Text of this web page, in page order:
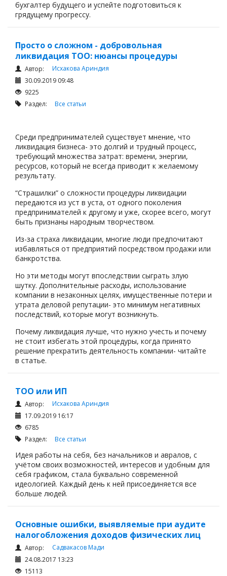
бухгалтер будущего и успейте подготовиться к
грядущему прогрессу.
Просто о сложном - добровольная
ликвидация ТОО: нюансы процедуры
Автор:
Исхакова Ариндия
30.09.2019 09:48
9225
Раздел: Все статьи
Среди предпринимателей существует мнение, что
ликвидация бизнеса- это долгий и трудный процесс,
требующий множества затрат: времени, энергии,
ресурсов, который не всегда приводит к желаемому
результату.
“Страшилки” о сложности процедуры ликвидации
передаются из уст в уста, от одного поколения
предпринимателей к другому и уже, скорее всего, могут
быть признаны народным творчеством.
Из-за страха ликвидации, многие люди предпочитают
избавляться от предприятий посредством продажи или
банкротства.
Но эти методы могут впоследствии сыграть злую
шутку. Дополнительные расходы, использование
компании в незаконных целях, имущественные потери и
утрата деловой репутации- это минимум негативных
последствий, которые могут возникнуть.
Почему ликвидация лучше, что нужно учесть и почему
не стоит избегать этой процедуры, когда принято
решение прекратить деятельность компании- читайте
в статье.
ТОО или ИП
Автор:
Исхакова Ариндия
17.09.2019 16:17
6785
Раздел: Все статьи
Идея работы на себя, без начальников и авралов, с
учётом своих возможностей, интересов и удобным для
себя графиком, стала буквально современной
идеологией. Каждый день к ней присоединяется все
больше людей.
Основные ошибки, выявляемые при аудите
налогобложения доходов физических лиц
Автор:
Садвакасов Мади
24.08.2017 13:23
15113